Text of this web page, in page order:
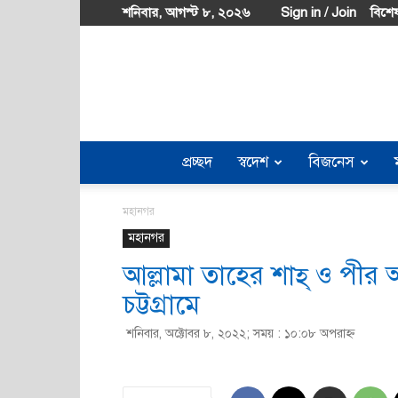
শনিবার, আগস্ট ৮, ২০২৬ Sign in / Join
প্রচ্ছদ স্বদেশ বিজনেস
মহানগর
মহানগর
আল্লামা তাহের শাহ্ ও পীর
চট্টগ্রামে
শনিবার, অক্টোবর ৮, ২০২২; সময় : ১০:০৮ অপরাহ্ণ